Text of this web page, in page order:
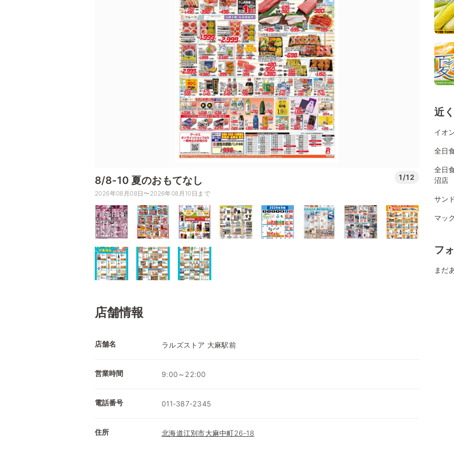
8/8-10 夏のおもてなし 1/12
2026年08月08日〜2026年08月10日まで
店舗情報
店舗名 ラルズストア 大麻駅前
営業時間 9:00～22:00
電話番号 011-387-2345
住所 北海道江別市大麻中町26-18
近
イオ
全日
全日
沼店
サン
マッ
フ
まだ